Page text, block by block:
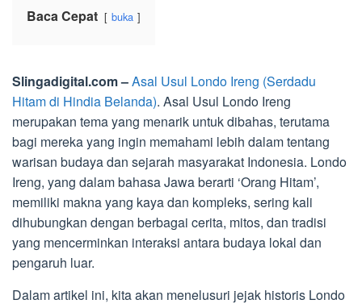
Baca Cepat buka
Slingadigital.com –Asal Usul Londo Ireng (Serdadu
Hitam di Hindia Belanda). Asal Usul Londo Ireng
merupakan tema yang menarik untuk dibahas, terutama
bagi mereka yang ingin memahami lebih dalam tentang
warisan budaya dan sejarah masyarakat Indonesia. Londo
Ireng, yang dalam bahasa Jawa berarti ‘Orang Hitam’,
memiliki makna yang kaya dan kompleks, sering kali
dihubungkan dengan berbagai cerita, mitos, dan tradisi
yang mencerminkan interaksi antara budaya lokal dan
pengaruh luar.
Dalam artikel ini, kita akan menelusuri jejak historis Londo